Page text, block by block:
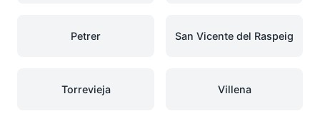
Petrer San Vicente del Raspeig
Torrevieja Villena